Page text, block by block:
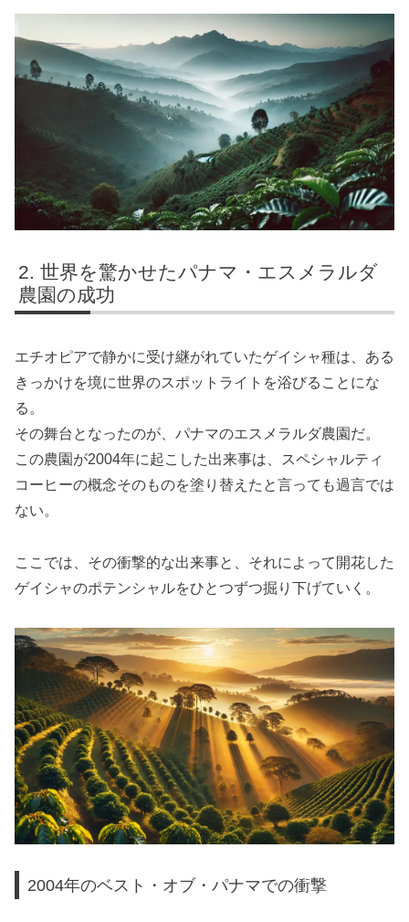
世界を驚かせたパナマ・エスメラルダ
農園の成功
エチオピアで静かに受け継がれていたゲイシャ種は、ある
きっかけを境に世界のスポットライトを浴びることにな
る。
その舞台となったのが、パナマのエスメラルダ農園だ。
この農園が2004年に起こした出来事は、スペシャルティ
コーヒーの概念そのものを塗り替えたと言っても過言では
ない。
ここでは、その衝撃的な出来事と、それによって開花した
ゲイシャのポテンシャルをひとつずつ掘り下げていく。
2004年のベスト・オブ・パナマでの衝撃